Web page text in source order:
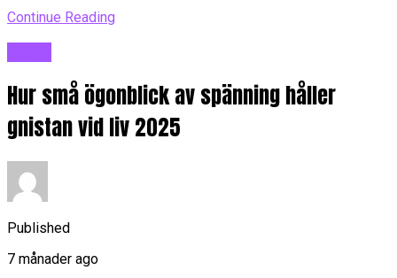
Continue Reading
Hur små ögonblick av spänning håller
gnistan vid liv 2025
Published
7 månader ago